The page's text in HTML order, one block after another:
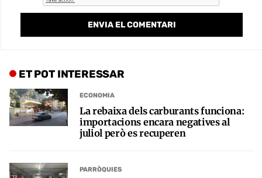
ET POT INTERESSAR
ECONOMIA
La rebaixa dels carburants funciona:
importacions encara negatives al
juliol però es recuperen
PARRÒQUIES